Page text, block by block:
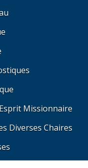
Missionnaire
Diverses Chaires